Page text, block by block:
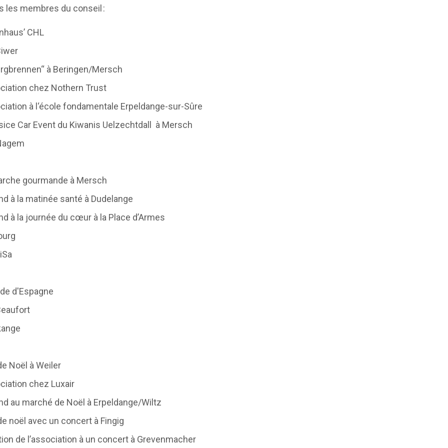
les membres du conseil :
CHL
à Beringen/Mersch
chez Nothern Trust
à l‘école fondamentale Erpeldange-sur-Sûre
Car Event du Kiwanis Uelzechtdall à Mersch
gourmande à Mersch
la matinée santé à Dudelange
la journée du cœur à la Place d’Armes
d'Espagne
Noël à Weiler
chez Luxair
marché de Noël à Erpeldange/Wiltz
avec un concert à Fingig
l’association à un concert à Grevenmacher